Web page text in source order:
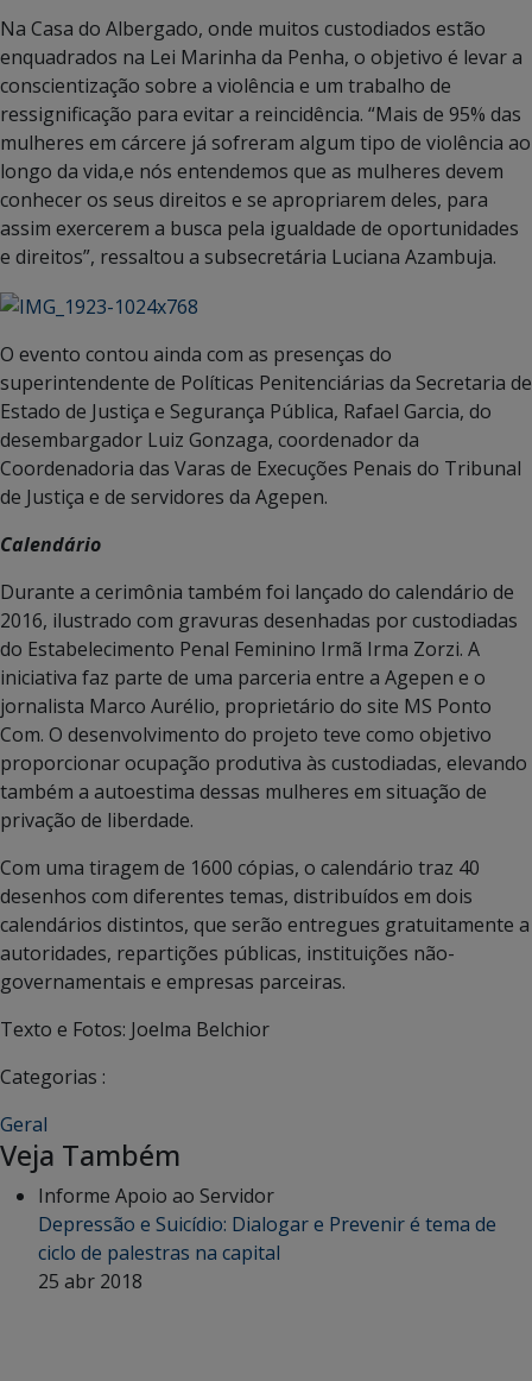
Na Casa do Albergado, onde muitos custodiados estão
enquadrados na Lei Marinha da Penha, o objetivo é levar a
conscientização sobre a violência e um trabalho de
ressignificação para evitar a reincidência. “Mais de 95% das
mulheres em cárcere já sofreram algum tipo de violência ao
longo da vida,e nós entendemos que as mulheres devem
conhecer os seus direitos e se apropriarem deles, para
assim exercerem a busca pela igualdade de oportunidades
e direitos”, ressaltou a subsecretária Luciana Azambuja.
O evento contou ainda com as presenças do
superintendente de Políticas Penitenciárias da Secretaria de
Estado de Justiça e Segurança Pública, Rafael Garcia, do
desembargador Luiz Gonzaga, coordenador da
Coordenadoria das Varas de Execuções Penais do Tribunal
de Justiça e de servidores da Agepen.
Calendário
Durante a cerimônia também foi lançado do calendário de
2016, ilustrado com gravuras desenhadas por custodiadas
do Estabelecimento Penal Feminino Irmã Irma Zorzi. A
iniciativa faz parte de uma parceria entre a Agepen e o
jornalista Marco Aurélio, proprietário do site MS Ponto
Com. O desenvolvimento do projeto teve como objetivo
proporcionar ocupação produtiva às custodiadas, elevando
também a autoestima dessas mulheres em situação de
privação de liberdade.
Com uma tiragem de 1600 cópias, o calendário traz 40
desenhos com diferentes temas, distribuídos em dois
calendários distintos, que serão entregues gratuitamente a
autoridades, repartições públicas, instituições não-
governamentais e empresas parceiras.
Texto e Fotos: Joelma Belchior
Categorias :
Geral
Veja Também
Informe Apoio ao Servidor
Depressão e Suicídio: Dialogar e Prevenir é tema de
ciclo de palestras na capital
25 abr 2018